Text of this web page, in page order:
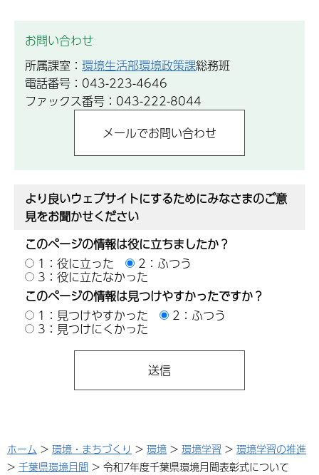
お問い合わせ
所属課室： 環境生活部環境政策課総務班
電話番号：043-223-4646
ファックス番号：043-222-8044
より良いウェブサイトにするためにみなさまのご意
見をお聞かせください
このページの情報は役に立ちましたか？
1：役に立った
2：ふつう
3：役に立たなかった
このページの情報は見つけやすかったですか？
1：見つけやすかった
2：ふつう
3：見つけにくかった
ホーム > 環境・まちづくり > 環境 > 環境学習 > 環境学習の推進
> 千葉県環境月間 > 令和7年度千葉県環境月間表彰式について